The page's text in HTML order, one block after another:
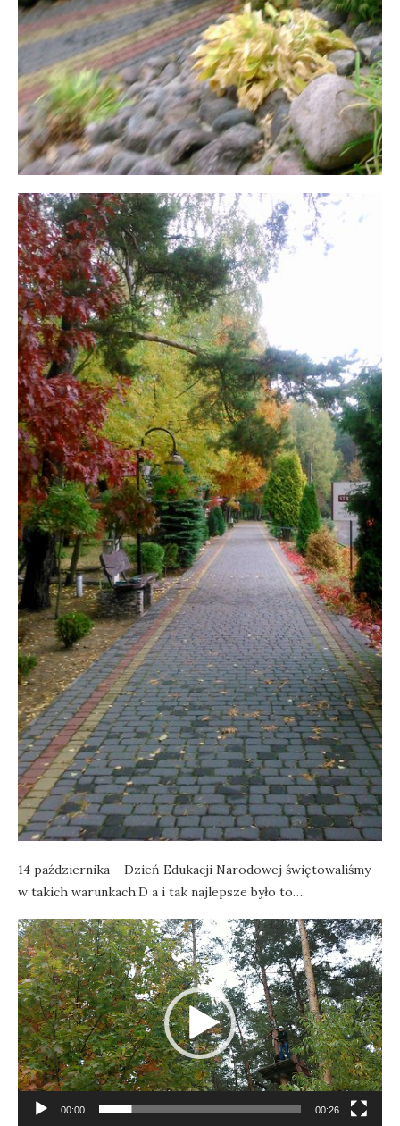
14 października – Dzień Edukacji Narodowej świętowaliśmy
w takich warunkach:D a i tak najlepsze było to….
Odtwarzacz
video
00:00 00:26